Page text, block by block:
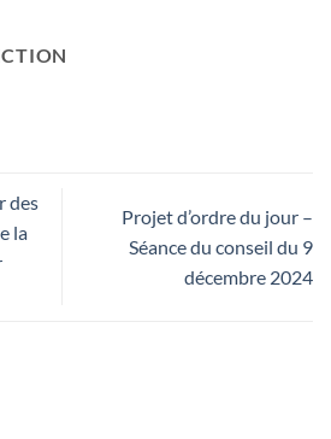
des
la
Projet d’ordre du jour –
Séance du conseil du 9
décembre 2024